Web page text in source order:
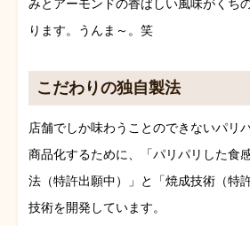
みとアーモンドの香ばしい風味がくち
ります。うんま～。笑
こだわりの独自製法
店舗でしか味わうことのできないパリ
商品化するために、「パリパリした食
法（特許出願中）」と「焼成技術（特
技術を開発しています。